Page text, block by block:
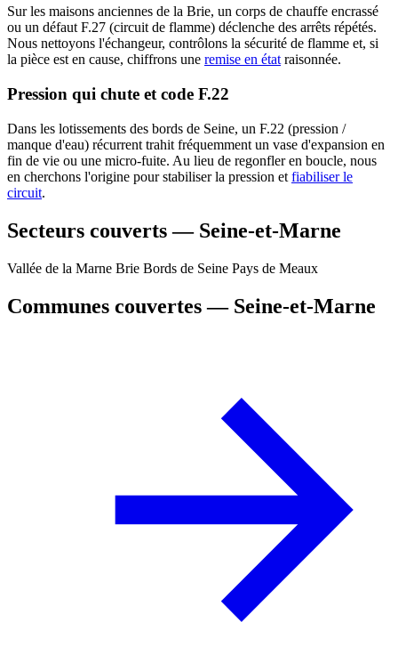
Sur les maisons anciennes de la Brie, un corps de chauffe encrassé
ou un défaut F.27 (circuit de flamme) déclenche des arrêts répétés.
Nous nettoyons l'échangeur, contrôlons la sécurité de flamme et, si
la pièce est en cause, chiffrons une remise en étatraisonnée.
Pression qui chute et code F.22
Dans les lotissements des bords de Seine, un F.22 (pression /
manque d'eau) récurrent trahit fréquemment un vase d'expansion en
fin de vie ou une micro-fuite. Au lieu de regonfler en boucle, nous
en cherchons l'origine pour stabiliser la pression et fiabiliser le
circuit.
Secteurs couverts — Seine-et-Marne
Vallée de la Marne Brie Bords de Seine Pays de Meaux
Communes couvertes — Seine-et-Marne